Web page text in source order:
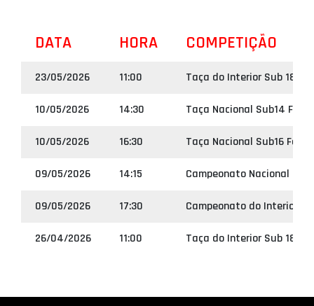
DATA HORA COMPETIÇÃO
23/05/2026 11:00 Taça do Interior Sub 18
10/05/2026 14:30 Taça Nacional Sub14
10/05/2026 16:30 Taça Nacional Sub16
09/05/2026 14:15 Campeonato Nacional
09/05/2026 17:30 Campeonato do Interior
26/04/2026 11:00 Taça do Interior Sub 18